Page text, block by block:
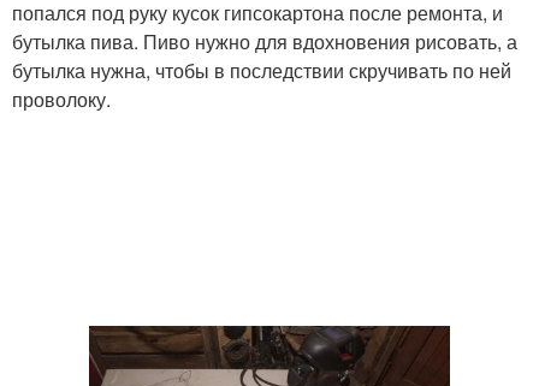
попался под руку кусок гипсокартона после ремонта, и
бутылка пива. Пиво нужно для вдохновения рисовать, а
бутылка нужна, чтобы в последствии скручивать по ней
проволоку.